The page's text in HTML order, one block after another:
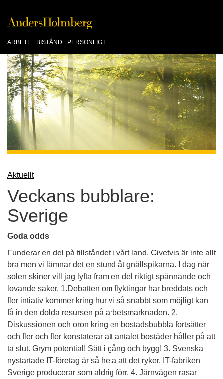
ARBETE BISTÅND PERSONLIGT
Aktuellt
Veckans bubblare:
Sverige
Goda odds
Funderar en del på tillståndet i vårt land. Givetvis är inte allt
bra men vi lämnar det en stund åt gnällspikarna. I dag när
solen skiner vill jag lyfta fram en del riktigt spännande och
lovande saker. 1.Debatten om flyktingar har breddats och
fler intiativ kommer kring hur vi så snabbt som möjligt kan
få in den dolda resursen på arbetsmarknaden. 2.
Diskussionen och oron kring en bostadsbubbla fortsätter
och fler och fler konstaterar att antalet bostäder håller på att
ta slut. Grym potential! Sätt i gång och bygg! 3. Svenska
nystartade IT-företag är så heta att det ryker. IT-fabriken
Sverige producerar som aldrig förr. 4. Järnvägen rasar